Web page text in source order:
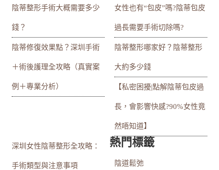
陰蒂整形手術大概需要多少
錢？
女性也有“包皮”嗎?陰蒂包皮
過長需要手術切除嗎?
陰蒂修復效果點？深圳手術
＋術後護理全攻略（真實案
例＋專業分析）
陰蒂整形哪家好？陰蒂整形
大約多少錢
【私密困擾|點解陰蒂包皮過
長，會影響快感?90%女性竟
然唔知道】
深圳女性陰蒂整形全攻略：
手術類型與注意事項
熱門標籤
陰道鬆弛